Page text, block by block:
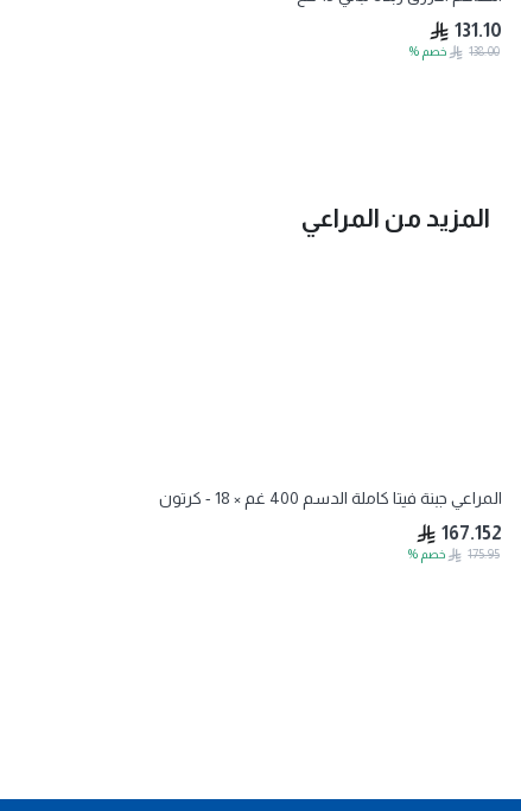
131.10
138.00 خصم %
المزيد من المراعي
المراعي جبنة فيتا كاملة الدسم 400 غم × 18 - كرتون
167.152
175.95 خصم %